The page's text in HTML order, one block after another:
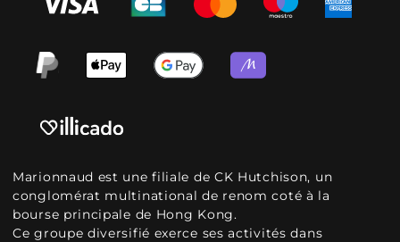
Marionnaud est une filiale de CK Hutchison, un
conglomérat multinational de renom coté à la
bourse principale de Hong Kong.
Ce groupe diversifié exerce ses activités dans